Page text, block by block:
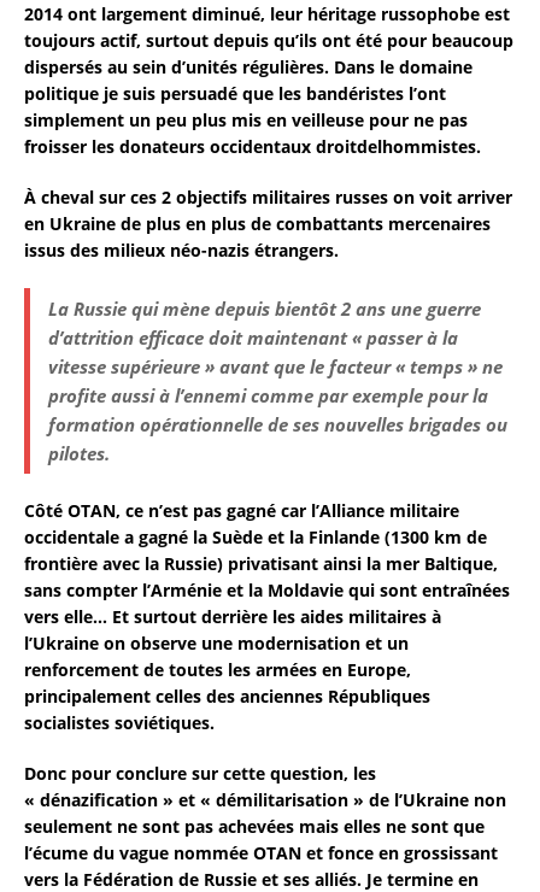
2014 ont largement diminué, leur héritage russophobe est
toujours actif, surtout depuis qu’ils ont été pour beaucoup
dispersés au sein d’unités régulières. Dans le domaine
politique je suis persuadé que les bandéristes l’ont
simplement un peu plus mis en veilleuse pour ne pas
froisser les donateurs occidentaux droitdelhommistes.
À cheval sur ces 2 objectifs militaires russes on voit arriver
en Ukraine de plus en plus de combattants mercenaires
issus des milieux néo-nazis étrangers.
La Russie qui mène depuis bientôt 2 ans une guerre
d’attrition efficace doit maintenant « passer à la
vitesse supérieure » avant que le facteur « temps » ne
profite aussi à l’ennemi comme par exemple pour la
formation opérationnelle de ses nouvelles brigades ou
pilotes.
Côté OTAN, ce n’est pas gagné car l’Alliance militaire
occidentale a gagné la Suède et la Finlande (1300 km de
frontière avec la Russie) privatisant ainsi la mer Baltique,
sans compter l’Arménie et la Moldavie qui sont entraînées
vers elle… Et surtout derrière les aides militaires à
l’Ukraine on observe une modernisation et un
renforcement de toutes les armées en Europe,
principalement celles des anciennes Républiques
socialistes soviétiques.
Donc pour conclure sur cette question, les
« dénazification » et « démilitarisation » de l’Ukraine non
seulement ne sont pas achevées mais elles ne sont que
l’écume du vague nommée OTAN et fonce en grossissant
vers la Fédération de Russie et ses alliés. Je termine en